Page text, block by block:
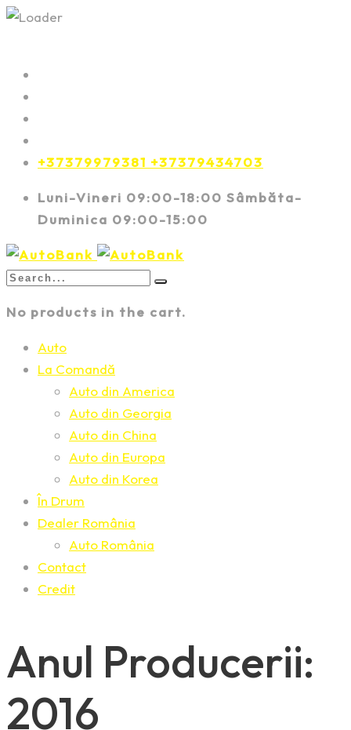
+37379979381 +37379434703
Luni-Vineri 09:00-18:00 Sâmbăta-
Duminica 09:00-15:00
No products in the cart.
Auto
La Comandă
Auto din America
Auto din Georgia
Auto din China
Auto din Europa
Auto din Korea
În Drum
Dealer România
Auto România
Contact
Credit
Anul Producerii:
2016